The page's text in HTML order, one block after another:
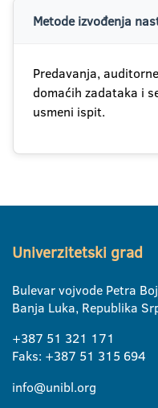
Metode izvođenja
Predavanja,
domaćih zadataka i
usmeni ispit.
Univerzitetski grad
Bulevar vojvode Petra
Banja Luka, Republika
+387 51 321 171
Faks: +387 51 315 694
info@unibl.org